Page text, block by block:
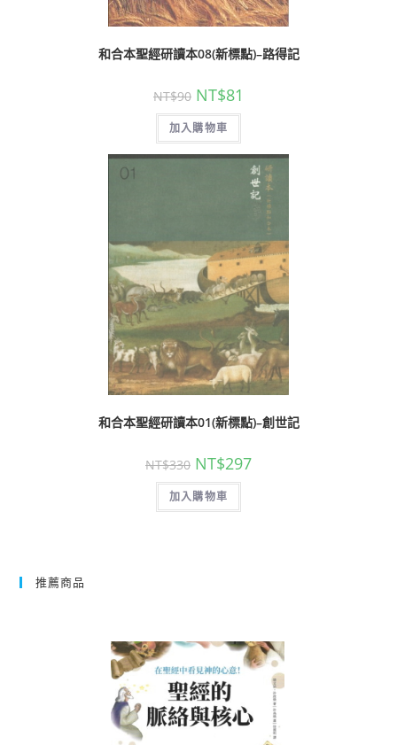
和合本聖經研讀本08(新標點)–路得記
NT$90 NT$81
加入購物車
和合本聖經研讀本01(新標點)–創世記
NT$330 NT$297
加入購物車
推薦商品